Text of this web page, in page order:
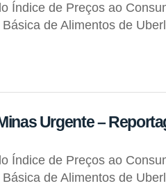
Índice de Preços ao
de Alimentos de
Urgente –
Índice de Preços ao
de Alimentos de